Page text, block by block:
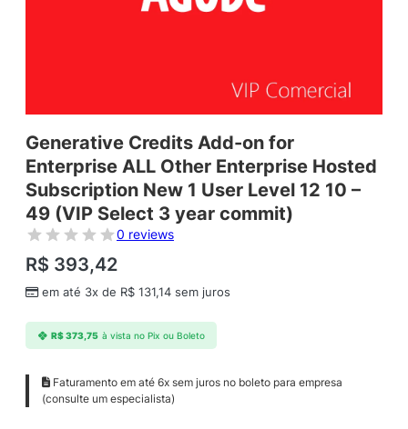
Generative Credits Add-on for
Enterprise ALL Other Enterprise Hosted
Subscription New 1 User Level 12 10 –
49 (VIP Select 3 year commit)
0 reviews
R$ 393,42
em até 3x de R$ 131,14 sem juros
R$373,75 à vista no Pix ou Boleto
Faturamento em até 6x sem juros no boleto para empresa
(consulte um especialista)